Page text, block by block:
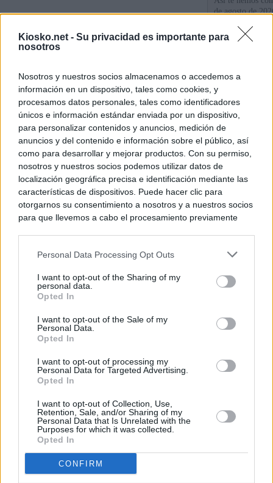
Kiosko.net - Su privacidad es importante para
nosotros
Nosotros y nuestros socios almacenamos o accedemos a
información en un dispositivo, tales como cookies, y
procesamos datos personales, tales como identificadores
únicos e información estándar enviada por un dispositivo,
para personalizar contenidos y anuncios, medición de
anuncios y del contenido e información sobre el público, así
como para desarrollar y mejorar productos. Con su permiso,
nosotros y nuestros socios podemos utilizar datos de
localización geográfica precisa e identificación mediante las
características de dispositivos. Puede hacer clic para
otorgarnos su consentimiento a nosotros y a nuestros socios
para que llevemos a cabo el procesamiento previamente
negar su consentimiento. Tenga en cuenta que algún
de su consentimiento, pero usted tiene el derecho de
rechazar tal procesamiento. Sus preferencias se aplicarán
cualquier momento entrando de nuevo en este sitio web o
visitando nuestra política de privacidad.
Personal Data Processing Opt Outs
I want to opt-out of the Sharing of my
personal data.
Opted In
I want to opt-out of the Sale of my
Personal Data.
Opted In
I want to opt-out of processing my
Personal Data for Targeted Advertising.
Opted In
I want to opt-out of Collection, Use,
Retention, Sale, and/or Sharing of my
Personal Data that Is Unrelated with the
Purposes for which it was collected.
Opted In
CONFIRM
de agosto de
Sánchez se
Los viajeros
Italia: “Es
© Kiosko.net Aviso Legal Privacidad y Cookies